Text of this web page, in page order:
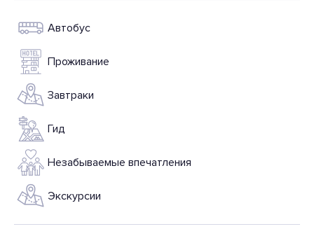
Автобус
Проживание
Завтраки
Гид
Незабываемые впечатления
Экскурсии